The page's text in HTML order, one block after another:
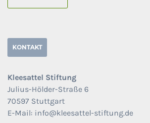
KONTAKT
Kleesattel Stiftung
Julius-Hölder-Straße 6
70597 Stuttgart
E-Mail: info@kleesattel-stiftung.de